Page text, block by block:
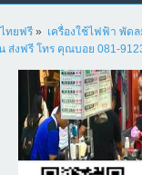
ทยฟรี » เครื่องใช้ไฟฟ้า พัด
ส่งฟรี โทร คุณบอย 081-